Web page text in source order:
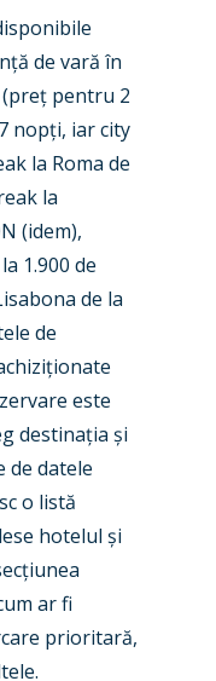
de vară în
(preț pentru 2
nopți, iar city
la Roma de
la
(idem),
1.900 de
de la
de
este
destinația și
de datele
o listă
hotelul și
ar fi
prioritară,
Routes
Accidents / Incidents
Dubai 2025
Paris 2025
Farnborough 2024
Paris 2023
Farnborough 2022
Dubai 2019
Paris 2019
Jets
Reports